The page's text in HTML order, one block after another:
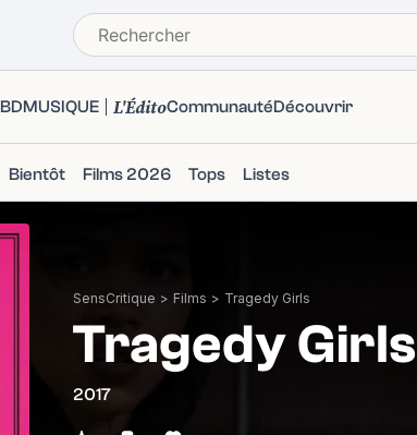
BDMUSIQUE L'ÉditoCommunautéDécouvrir
Bientôt Films 2026 Tops Listes
SensCritique > Films > Tragedy Girls
Tragedy Girls
2017